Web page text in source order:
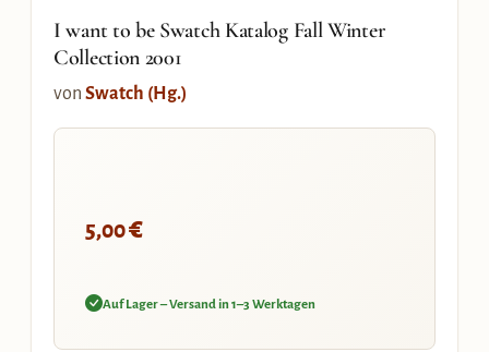
I want to be Swatch Katalog Fall Winter
Collection 2001
von Swatch (Hg.)
5,00€
Auf Lager – Versand in 1–3 Werktagen